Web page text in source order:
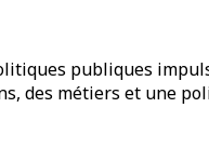
publiques
des métiers et une